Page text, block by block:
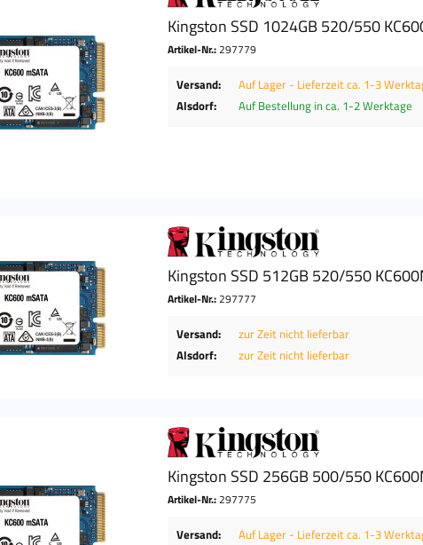
Kingston SSD 1024GB 520/550
Artikel-Nr.:297779
Versand:
Auf Lager - Lieferzeit ca. 1-3
Alsdorf:
Auf Bestellung in ca. 1-2 Werktage
Kingston SSD 512GB 520/550
Artikel-Nr.:297777
Versand:
zur Zeit nicht lieferbar
Alsdorf:
zur Zeit nicht lieferbar
Kingston SSD 256GB 500/550
Artikel-Nr.:297775
Versand:
Auf Lager - Lieferzeit ca. 1-3